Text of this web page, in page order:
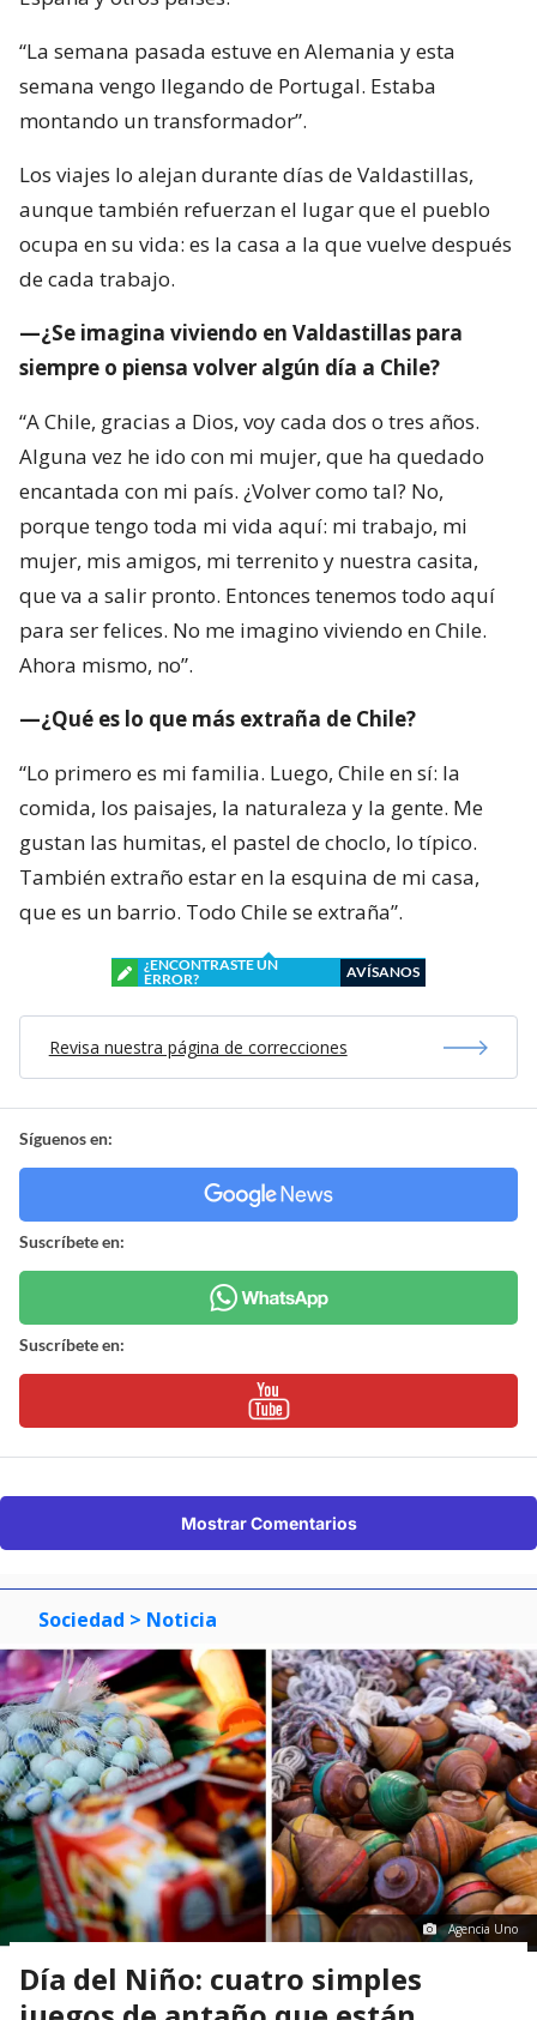
“La semana pasada estuve en Alemania y esta
semana vengo llegando de Portugal. Estaba
montando un transformador”.
Los viajes lo alejan durante días de Valdastillas,
aunque también refuerzan el lugar que el pueblo
ocupa en su vida: es la casa a la que vuelve después
de cada trabajo.
—¿Se imagina viviendo en Valdastillas para
siempre o piensa volver algún día a Chile?
“A Chile, gracias a Dios, voy cada dos o tres años.
Alguna vez he ido con mi mujer, que ha quedado
encantada con mi país. ¿Volver como tal? No,
porque tengo toda mi vida aquí: mi trabajo, mi
mujer, mis amigos, mi terrenito y nuestra casita,
que va a salir pronto. Entonces tenemos todo aquí
para ser felices. No me imagino viviendo en Chile.
Ahora mismo, no”.
—¿Qué es lo que más extraña de Chile?
“Lo primero es mi familia. Luego, Chile en sí: la
comida, los paisajes, la naturaleza y la gente. Me
gustan las humitas, el pastel de choclo, lo típico.
También extraño estar en la esquina de mi casa,
que es un barrio. Todo Chile se extraña”.
¿ENCONTRASTE UN
ERROR?
AVÍSANOS
Revisa nuestra página de correcciones
Síguenos en:
Suscríbete en:
Suscríbete en:
Mostrar Comentarios
Sociedad > Noticia
Agencia Uno
Día del Niño: cuatro simples